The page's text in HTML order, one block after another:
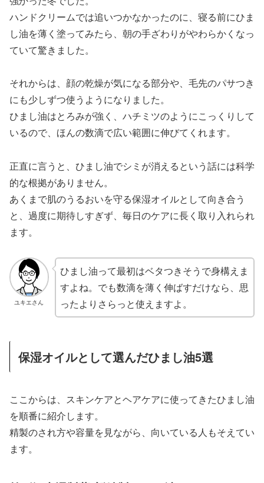
ハンドクリームでは追いつかなかったのに、寝る前にひま
し油を薄く塗ってみたら、朝の手ざわりがやわらかくなっ
ていて驚きました。
それからは、顔の乾燥が気になる部分や、毛先のパサつき
にも少しずつ使うようになりました。
ひまし油はとろみが強く、ハチミツのようにこっくりして
いるので、ほんの数滴で広い範囲に伸びてくれます。
正直に言うと、ひまし油でシミが消えるという話には科学
的な根拠がありません。
あくまで肌のうるおいを守る保湿オイルとして向き合う
と、過度に期待しすぎず、毎日のケアに長く取り入れられ
ます。
ユキエさん
ひまし油って最初はベタつきそうで身構えま
すよね。でも数滴を薄く伸ばすだけなら、思
ったよりさらっと使えますよ。
保湿オイルとして選んだひまし油5選
ここからは、スキンケアとヘアケアに使ってきたひまし油
を順番に紹介します。
精製のされ方や容量を見ながら、向いている人もそえてい
ます。